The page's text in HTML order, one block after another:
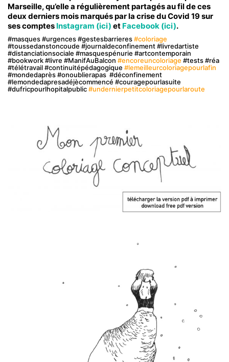
Marseille, qu’elle a régulièrement partagés au fil de ces
deux derniers mois marqués par la crise du Covid 19 sur
ses comptes Instagram (ici) et Facebook (ici).
#masques #urgences #gestesbarrieres#coloriage
#toussedanstoncoude #journaldeconfinement #livredartiste
#distanciationsociale #masquespénurie #artcontemporain
#bookwork #livre #ManifAuBalcon #encoreuncoloriage #tests #réa
#télétravail #continuitépédagogique #lemeilleurcoloriagepourlafin
#mondedaprès#onoublierapas #déconfinement
#lemondedapresadéjècommencé #couragepourlasuite
#dufricpourlhopitalpublic#undernierpetitcoloriagepourlaroute